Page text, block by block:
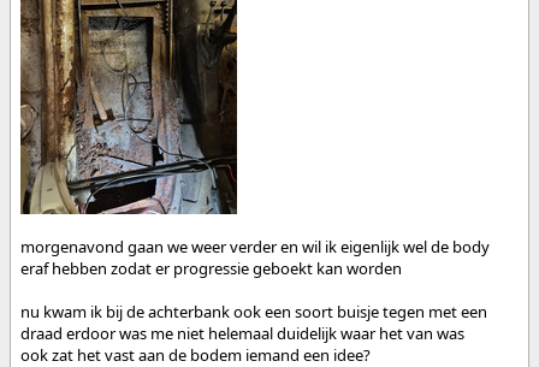
morgenavond gaan we weer verder en wil ik eigenlijk wel de body
eraf hebben zodat er progressie geboekt kan worden
nu kwam ik bij de achterbank ook een soort buisje tegen met een
draad erdoor was me niet helemaal duidelijk waar het van was
ook zat het vast aan de bodem iemand een idee?